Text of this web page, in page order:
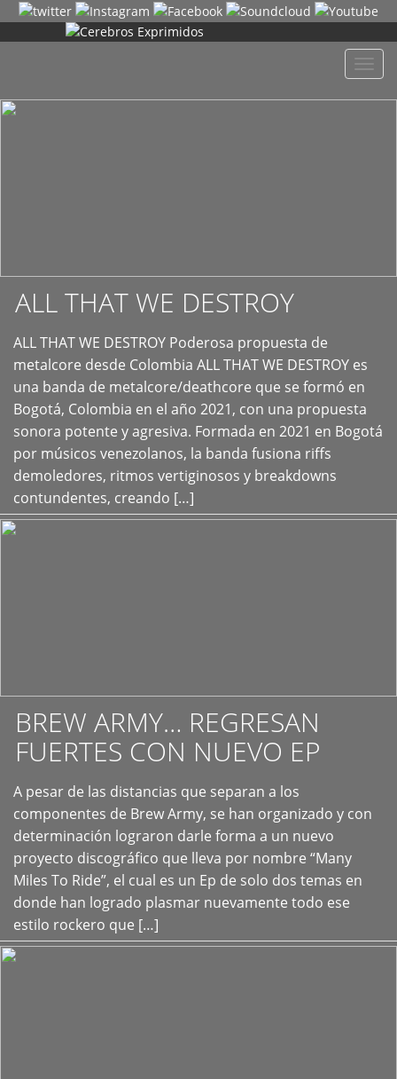
ALL THAT WE DESTROY
ALL THAT WE DESTROY Poderosa propuesta de
metalcore desde Colombia ALL THAT WE DESTROY es
una banda de metalcore/deathcore que se formó en
Bogotá, Colombia en el año 2021, con una propuesta
sonora potente y agresiva. Formada en 2021 en Bogotá
por músicos venezolanos, la banda fusiona riffs
demoledores, ritmos vertiginosos y breakdowns
contundentes, creando […]
+
BREW ARMY… REGRESAN
FUERTES CON NUEVO EP
A pesar de las distancias que separan a los
componentes de Brew Army, se han organizado y con
determinación lograron darle forma a un nuevo
proyecto discográfico que lleva por nombre “Many
Miles To Ride”, el cual es un Ep de solo dos temas en
donde han logrado plasmar nuevamente todo ese
estilo rockero que […]
+